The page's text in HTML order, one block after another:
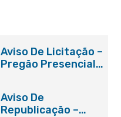
Aviso De Licitação –
Pregão Presencial
Aviso De
Republicação –